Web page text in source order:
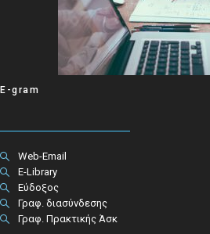
E-gram
Web-Email
E-Library
Εύδοξος
Γραφ. διασύνδεσης
Γραφ. Πρακτικής Άσκ